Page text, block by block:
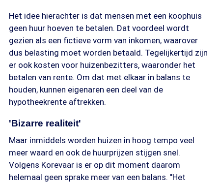
Het idee hierachter is dat mensen met een koophuis
geen huur hoeven te betalen. Dat voordeel wordt
gezien als een fictieve vorm van inkomen, waarover
dus belasting moet worden betaald. Tegelijkertijd zijn
er ook kosten voor huizenbezitters, waaronder het
betalen van rente. Om dat met elkaar in balans te
houden, kunnen eigenaren een deel van de
hypotheekrente aftrekken.
'Bizarre realiteit'
Maar inmiddels worden huizen in hoog tempo veel
meer waard en ook de huurprijzen stijgen snel.
Volgens Korevaar is er op dit moment daarom
helemaal geen sprake meer van een balans. "Het